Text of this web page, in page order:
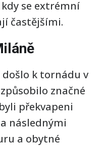
se extrémní
častějšími.
k tornádu v
značné
překvapeni
následnými
a obytné